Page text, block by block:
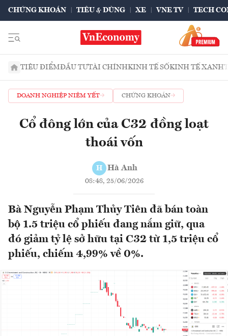
CHỨNG KHOÁN TIÊU & DÙNG XE VNE TV TECH
TIÊU ĐIỂMĐẦU TƯTÀI CHÍNHKINH TẾ SỐKINH TẾ XANH
DOANH NGHIỆP NIÊM YẾT CHỨNG KHOÁN
Cổ đông lớn của C32 đồng loạt
thoái vốn
H Hà Anh
08:48, 25/06/2026
Bà Nguyễn Phạm Thủy Tiên đã bán toàn
bộ 1.5 triệu cổ phiếu đang nắm giữ, qua
đó giảm tỷ lệ sở hữu tại C32 từ 1,5 triệu cổ
phiếu, chiếm 4,99% về 0%.